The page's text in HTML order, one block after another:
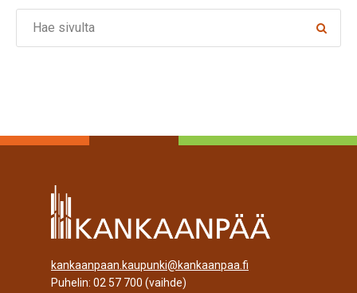
kankaanpaan.kaupunki@kankaanpaa.fi
Puhelin: 02 57 700 (vaihde)